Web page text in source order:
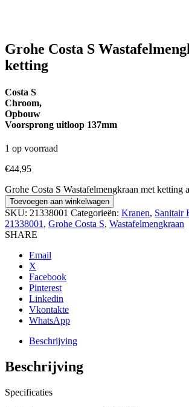
Grohe Costa S
ketting
Costa S
Chroom,
Opbouw
Voorsprong uitloop 137mm
1 op voorraad
€44,95
Grohe Costa S Wastafelmengkraan met ketting
Toevoegen aan winkelwagen
SKU: 21338001 Categorieën: Kranen, Sanitair
21338001 , Grohe Costa S, Wastafelmengkraan
SHARE
Email
X
Facebook
Pinterest
Linkedin
Vkontakte
WhatsApp
Beschrijving
Beschrijving
Specificaties